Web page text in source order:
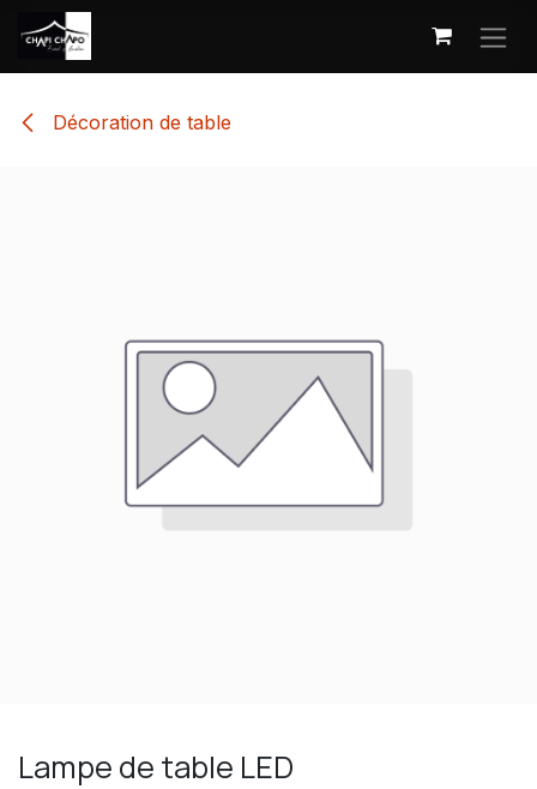
Se rendre au contenu
Décoration de table
Lampe de table LED